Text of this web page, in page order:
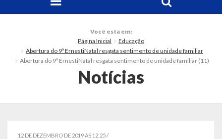
Dados Gerais
Símbolos
Você está em:
Página Inicial
Educação
Abertura do 9º ErnestiNatal resgata sentimento de unidade familiar
Abertura do 9º ErnestiNatal resgata sentimento de unidade familiar (11)
Notícias
12 DE DEZEMBRO DE 2019 AS 12:25 /